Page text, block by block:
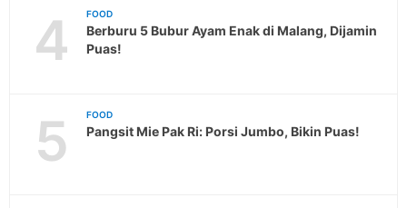
4 FOOD
Berburu 5 Bubur Ayam Enak di Malang, Dijamin
Puas!
5 FOOD
Pangsit Mie Pak Ri: Porsi Jumbo, Bikin Puas!